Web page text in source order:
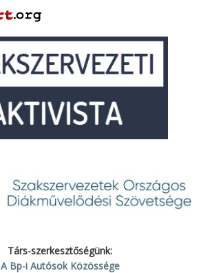
Társ-szerkesztőségünk:
A Bp-i Autósok Közössége